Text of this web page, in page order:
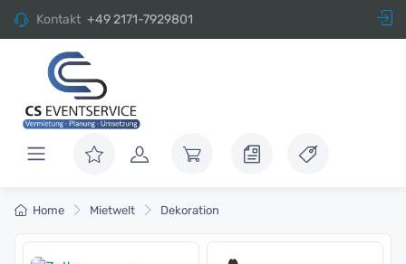
Kontakt +49 2171-7929801
Home Mietwelt Dekoration